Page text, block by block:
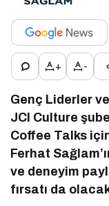
+ -
Genç Liderler
JCI Culture
Coffee Talks
Ferhat
ve deneyim
fırsatı da